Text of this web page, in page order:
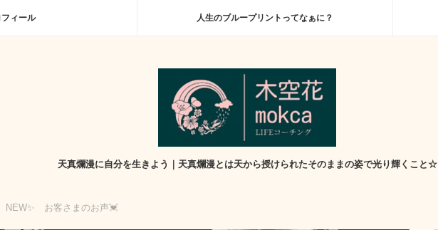
フィール 人生のブループリントってなぁに？
天真爛漫に自分を生きよう｜天真爛漫とは天から授けられたそのままの姿で光り輝くこと☆
NEW✨ お客さまのお声💓